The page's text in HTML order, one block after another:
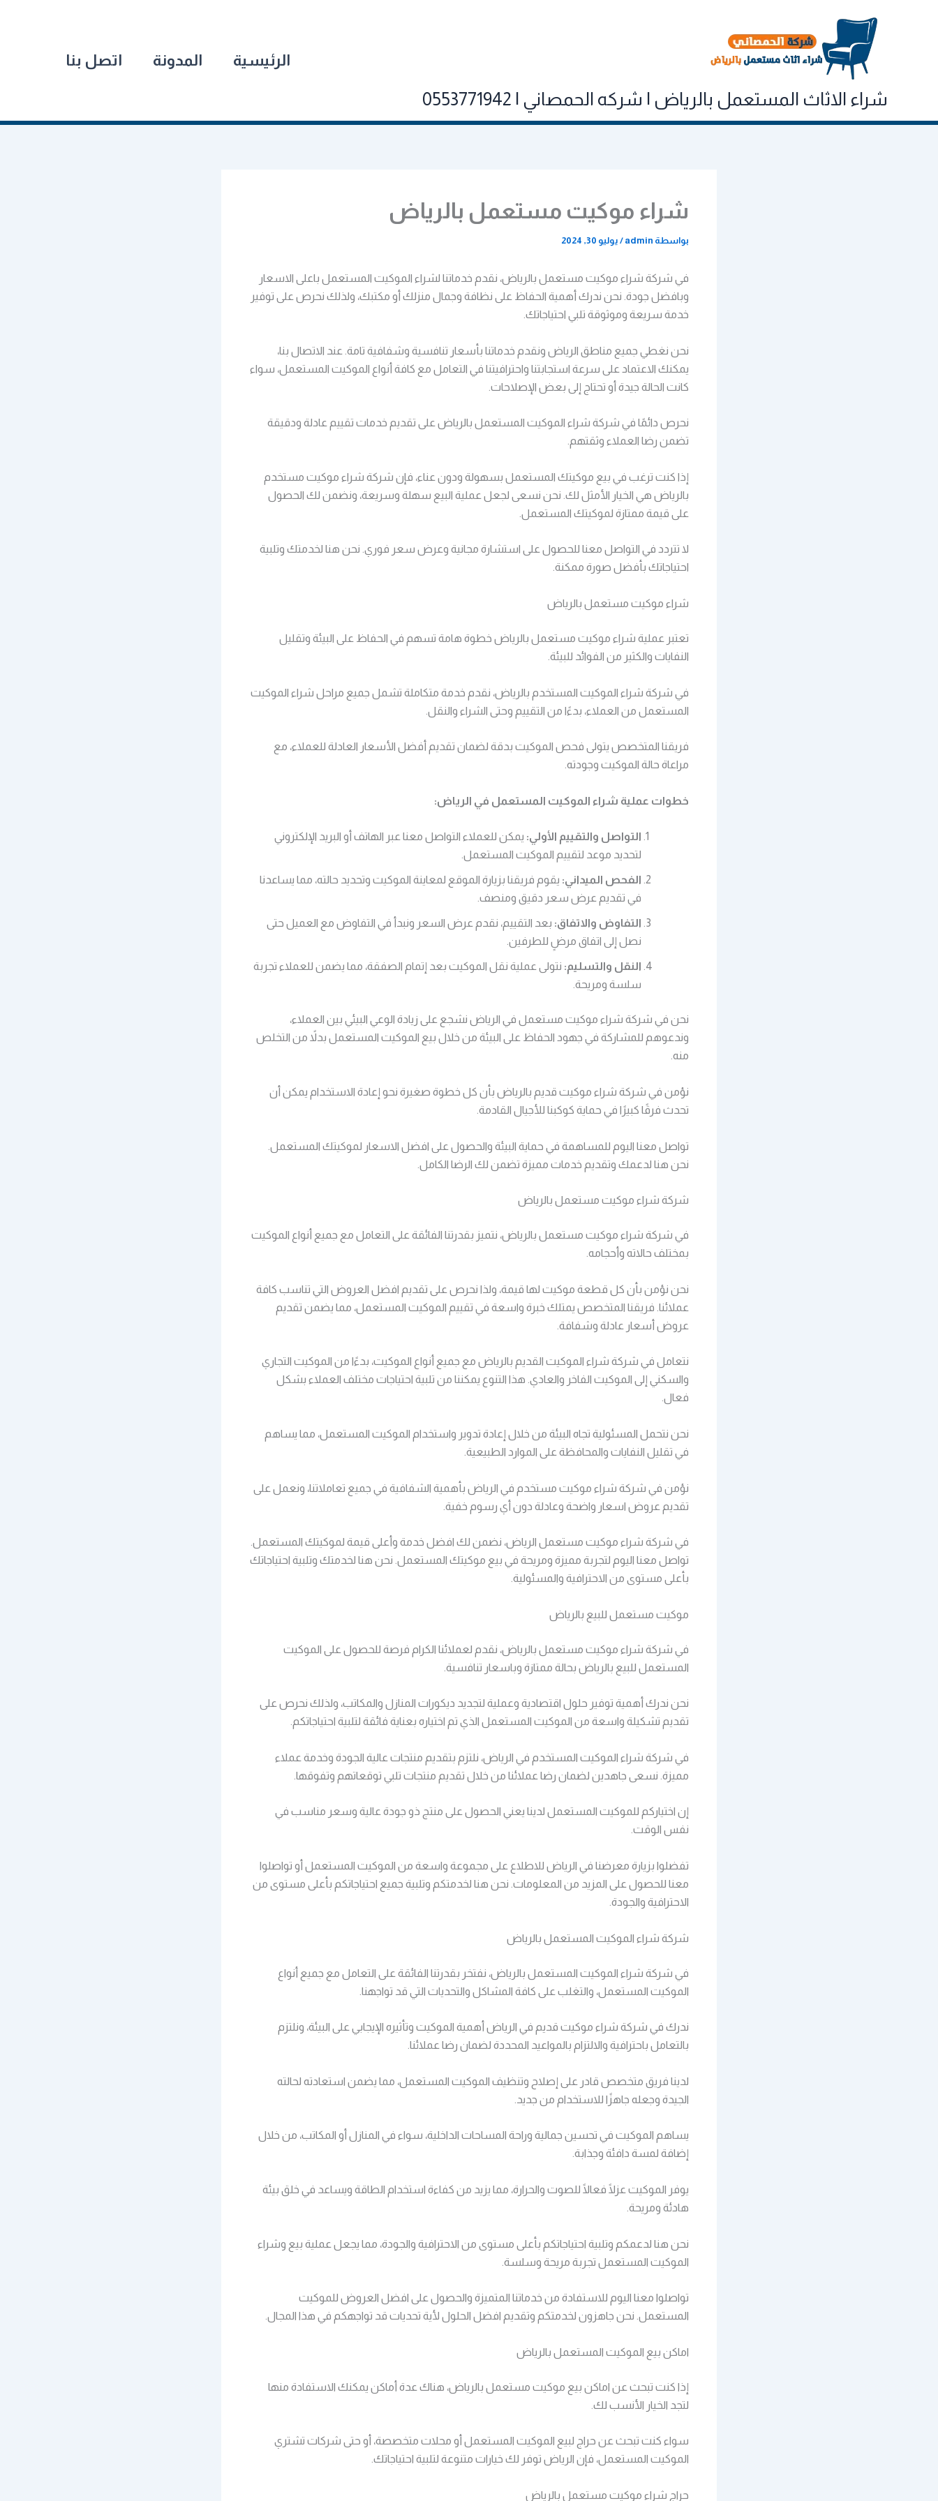
شراء الاثاث المستعمل بالرياض | شركه الحمصاني | 0553771942
الرئيسية المدونة اتصل بنا
شراء موكيت مستعمل بالرياض
بواسطة admin
/ يوليو 30, 2024
في شركة شراء موكيت مستعمل بالرياض، نقدم خدماتنا لشراء الموكيت المستعمل باعلى الاسعار
وبافضل جودة. نحن ندرك أهمية الحفاظ على نظافة وجمال منزلك أو مكتبك، ولذلك نحرص على توفير
خدمة سريعة وموثوقة تلبي احتياجاتك.
نحن نغطي جميع مناطق الرياض ونقدم خدماتنا بأسعار تنافسية وشفافية تامة. عند الاتصال بنا،
يمكنك الاعتماد على سرعة استجابتنا واحترافيتنا في التعامل مع كافة أنواع الموكيت المستعمل، سواء
كانت الحالة جيدة أو تحتاج إلى بعض الإصلاحات.
نحرص دائمًا في شركة شراء الموكيت المستعمل بالرياض على تقديم خدمات تقييم عادلة ودقيقة
تضمن رضا العملاء وثقتهم.
إذا كنت ترغب في بيع موكيتك المستعمل بسهولة ودون عناء، فإن شركة شراء موكيت مستخدم
بالرياض هي الخيار الأمثل لك. نحن نسعى لجعل عملية البيع سهلة وسريعة، ونضمن لك الحصول
على قيمة ممتازة لموكيتك المستعمل.
لا تتردد في التواصل معنا للحصول على استشارة مجانية وعرض سعر فوري. نحن هنا لخدمتك وتلبية
احتياجاتك بأفضل صورة ممكنة.
شراء موكيت مستعمل بالرياض
تعتبر عملية شراء موكيت مستعمل بالرياض خطوة هامة تسهم في الحفاظ على البيئة وتقليل
النفايات والكثير من الفوائد للبيئة.
في شركة شراء الموكيت المستخدم بالرياض، نقدم خدمة متكاملة تشمل جميع مراحل شراء الموكيت
المستعمل من العملاء، بدءًا من التقييم وحتى الشراء والنقل.
فريقنا المتخصص يتولى فحص الموكيت بدقة لضمان تقديم أفضل الأسعار العادلة للعملاء، مع
مراعاة حالة الموكيت وجودته.
خطوات عملية شراء الموكيت المستعمل في الرياض:
التواصل والتقييم الأولي: يمكن للعملاء التواصل معنا عبر الهاتف أو البريد الإلكتروني
لتحديد موعد لتقييم الموكيت المستعمل.
الفحص الميداني: يقوم فريقنا بزيارة الموقع لمعاينة الموكيت وتحديد حالته، مما يساعدنا
في تقديم عرض سعر دقيق ومنصف.
التفاوض والاتفاق: بعد التقييم، نقدم عرض السعر ونبدأ في التفاوض مع العميل حتى
نصل إلى اتفاق مرضٍ للطرفين.
النقل والتسليم: نتولى عملية نقل الموكيت بعد إتمام الصفقة، مما يضمن للعملاء تجربة
سلسة ومريحة.
نحن في شركة شراء موكيت مستعمل في الرياض نشجع على زيادة الوعي البيئي بين العملاء،
وندعوهم للمشاركة في جهود الحفاظ على البيئة من خلال بيع الموكيت المستعمل بدلاً من التخلص
منه.
نؤمن في شركة شراء موكيت قديم بالرياض بأن كل خطوة صغيرة نحو إعادة الاستخدام يمكن أن
تحدث فرقًا كبيرًا في حماية كوكبنا للأجيال القادمة.
تواصل معنا اليوم للمساهمة في حماية البيئة والحصول على افضل الاسعار لموكيتك المستعمل.
نحن هنا لدعمك وتقديم خدمات مميزة تضمن لك الرضا الكامل.
شركة شراء موكيت مستعمل بالرياض
في شركة شراء موكيت مستعمل بالرياض، نتميز بقدرتنا الفائقة على التعامل مع جميع أنواع الموكيت
بمختلف حالاته وأحجامه.
نحن نؤمن بأن كل قطعة موكيت لها قيمة، ولذا نحرص على تقديم افضل العروض التي تناسب كافة
عملائنا. فريقنا المتخصص يمتلك خبرة واسعة في تقييم الموكيت المستعمل، مما يضمن تقديم
عروض أسعار عادلة وشفافة.
نتعامل في شركة شراء الموكيت القديم بالرياض مع جميع أنواع الموكيت، بدءًا من الموكيت التجاري
والسكني إلى الموكيت الفاخر والعادي. هذا التنوع يمكننا من تلبية احتياجات مختلف العملاء بشكل
فعال.
نحن نتحمل المسئولية تجاه البيئة من خلال إعادة تدوير واستخدام الموكيت المستعمل، مما يساهم
في تقليل النفايات والمحافظة على الموارد الطبيعية.
نؤمن في شركة شراء موكيت مستخدم في الرياض بأهمية الشفافية في جميع تعاملاتنا، ونعمل على
تقديم عروض اسعار واضحة وعادلة دون أي رسوم خفية.
في شركة شراء موكيت مستعمل الرياض، نضمن لك افضل خدمة وأعلى قيمة لموكيتك المستعمل.
تواصل معنا اليوم لتجربة مميزة ومريحة في بيع موكيتك المستعمل. نحن هنا لخدمتك وتلبية احتياجاتك
بأعلى مستوى من الاحترافية والمسئولية.
موكيت مستعمل للبيع بالرياض
في شركة شراء موكيت مستعمل بالرياض، نقدم لعملائنا الكرام فرصة للحصول على الموكيت
المستعمل للبيع بالرياض بحالة ممتازة وباسعار تنافسية.
نحن ندرك أهمية توفير حلول اقتصادية وعملية لتجديد ديكورات المنازل والمكاتب، ولذلك نحرص على
تقديم تشكيلة واسعة من الموكيت المستعمل الذي تم اختياره بعناية فائقة لتلبية احتياجاتكم.
في شركة شراء الموكيت المستخدم في الرياض، نلتزم بتقديم منتجات عالية الجودة وخدمة عملاء
مميزة. نسعى جاهدين لضمان رضا عملائنا من خلال تقديم منتجات تلبي توقعاتهم وتفوقها.
إن اختياركم للموكيت المستعمل لدينا يعني الحصول على منتج ذو جودة عالية وسعر مناسب في
نفس الوقت.
تفضلوا بزيارة معرضنا في الرياض للاطلاع على مجموعة واسعة من الموكيت المستعمل أو تواصلوا
معنا للحصول على المزيد من المعلومات. نحن هنا لخدمتكم وتلبية جميع احتياجاتكم بأعلى مستوى من
الاحترافية والجودة.
شركة شراء الموكيت المستعمل بالرياض
في شركة شراء الموكيت المستعمل بالرياض، نفتخر بقدرتنا الفائقة على التعامل مع جميع أنواع
الموكيت المستعمل، والتغلب على كافة المشاكل والتحديات التي قد تواجهنا.
ندرك في شركة شراء موكيت قديم في الرياض أهمية الموكيت وتأثيره الإيجابي على البيئة، ونلتزم
بالتعامل باحترافية والالتزام بالمواعيد المحددة لضمان رضا عملائنا.
لدينا فريق متخصص قادر على إصلاح وتنظيف الموكيت المستعمل، مما يضمن استعادته لحالته
الجيدة وجعله جاهزًا للاستخدام من جديد.
يساهم الموكيت في تحسين جمالية وراحة المساحات الداخلية، سواء في المنازل أو المكاتب، من خلال
إضافة لمسة دافئة وجذابة.
يوفر الموكيت عزلًا فعالًا للصوت والحرارة، مما يزيد من كفاءة استخدام الطاقة ويساعد في خلق بيئة
هادئة ومريحة.
نحن هنا لدعمكم وتلبية احتياجاتكم بأعلى مستوى من الاحترافية والجودة، مما يجعل عملية بيع وشراء
الموكيت المستعمل تجربة مريحة وسلسة.
تواصلوا معنا اليوم للاستفادة من خدماتنا المتميزة والحصول على افضل العروض للموكيت
المستعمل. نحن جاهزون لخدمتكم وتقديم افضل الحلول لأية تحديات قد تواجهكم في هذا المجال.
اماكن بيع الموكيت المستعمل بالرياض
إذا كنت تبحث عن اماكن بيع موكيت مستعمل بالرياض، هناك عدة أماكن يمكنك الاستفادة منها
لتجد الخيار الأنسب لك.
سواء كنت تبحث عن حراج لبيع الموكيت المستعمل أو محلات متخصصة، أو حتى شركات تشتري
الموكيت المستعمل، فإن الرياض توفر لك خيارات متنوعة لتلبية احتياجاتك.
حراج شراء موكيت مستعمل بالرياض